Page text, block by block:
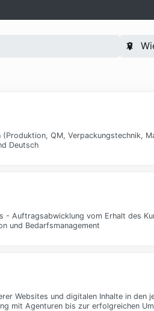
QM, Verpackungstechnik,
Deutsch
- Auftragsabwicklung vom Erhalt des
und Bedarfsmanagement
Websites und digitalen Inhalte in den
mit Agenturen bis zur erfolgreichen